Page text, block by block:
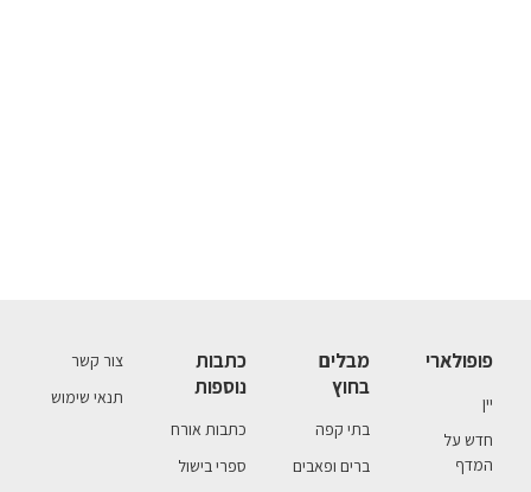
פופולארי
יין
חדש על
המדף
מבלים
בחוץ
בתי קפה
ברים ופאבים
כתבות
נוספות
כתבות אורח
ספרי בישול
צור קשר
תנאי שימוש